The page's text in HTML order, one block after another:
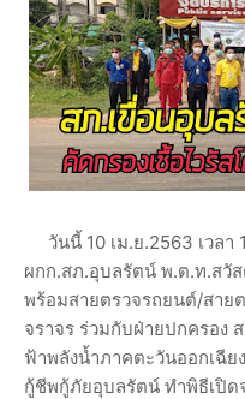
วันนี้ 10 เม.ย.2563 เวลา
ผกก.สภ.อุบลรัตน์ พ.ต.ท.สวั
พร้อมสายตรวจรถยนต์/สาย
จราจร ร่วมกับฝ่ายปกครอง
ฟ้าพลังนํ้าภาคตะวันออกเฉี
กู้ชีพกู้ภัยอุบลรัตน์ ทำพิธีเปิด